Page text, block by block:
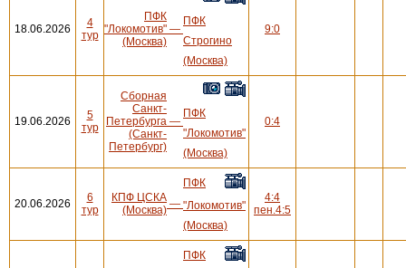
18.06.2026
4
тур
ПФК
"Локомотив"
(Москва)
—
ПФК
Строгино
(Москва)
9:0
19.06.2026
5
тур
Сборная
Санкт-
Петербурга
(Санкт-
Петербург)
—
ПФК
"Локомотив"
(Москва)
0:4
20.06.2026
6
тур
КПФ ЦСКА
(Москва) —
ПФК
"Локомотив"
(Москва)
4:4
пен.4:5
ПФК